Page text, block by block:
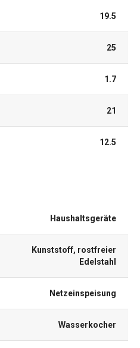
19.5
25
1.7
21
12.5
Haushaltsgeräte
Kunststoff, rostfreier
Edelstahl
Netzeinspeisung
Wasserkocher